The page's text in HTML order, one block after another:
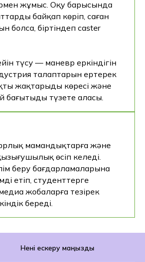
жұмыс. Оқу барысында
байқап көріп, саған
болса, біртіндеп caster
түсу — маневр еркіндігін
талаптарын ертерек
жақтарыңды көресің және
түзете аласың.
мамандықтарға және
өсіп келеді.
беру бағдарламаларына
етіп, студенттерге
жобаларға тезірек
береді.
Нені ескеру маңызды